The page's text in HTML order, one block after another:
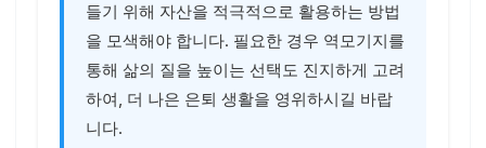
들기 위해 자산을 적극적으로 활용하는 방법
을 모색해야 합니다. 필요한 경우 역모기지를
통해 삶의 질을 높이는 선택도 진지하게 고려
하여, 더 나은 은퇴 생활을 영위하시길 바랍
니다.